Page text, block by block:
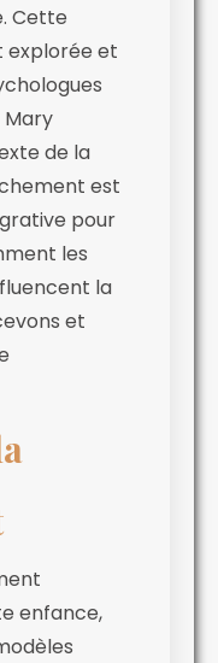
Cette
explorée et
Mary
de la
est
pour
les
la
et
enfance,